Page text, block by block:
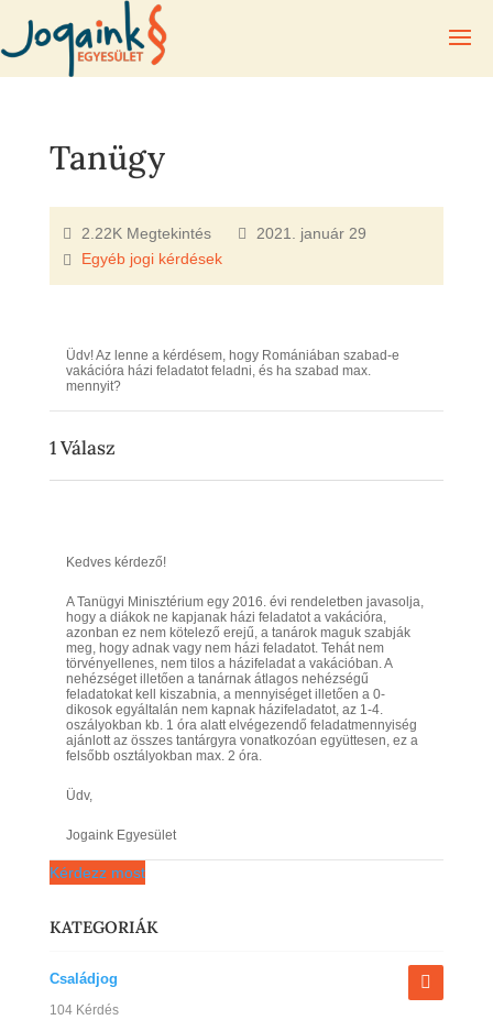
Tanügy
2.22K Megtekintés
2021. január 29
Egyéb jogi kérdések
Üdv! Az lenne a kérdésem, hogy Romániában szabad-e
vakációra házi feladatot feladni, és ha szabad max.
mennyit?
1Válasz
Kedves kérdező!
A Tanügyi Minisztérium egy 2016. évi rendeletben javasolja,
hogy a diákok ne kapjanak házi feladatot a vakációra,
azonban ez nem kötelező erejű, a tanárok maguk szabják
meg, hogy adnak vagy nem házi feladatot. Tehát nem
törvényellenes, nem tilos a házifeladat a vakációban. A
nehézséget illetően a tanárnak átlagos nehézségű
feladatokat kell kiszabnia, a mennyiséget illetően a 0-
dikosok egyáltalán nem kapnak házifeladatot, az 1-4.
oszályokban kb. 1 óra alatt elvégezendő feladatmennyiség
ajánlott az összes tantárgyra vonatkozóan együttesen, ez a
felsőbb osztályokban max. 2 óra.
Üdv,
Jogaink Egyesület
Kérdezz most
KATEGORIÁK
Családjog
104 Kérdés